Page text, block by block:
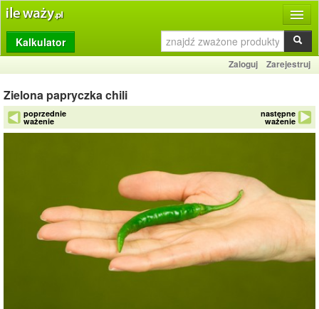
Produkty
Dziennik
Przelicznik
Porównywarka
O stronie
Kalkulator
Zaloguj Zarejestruj
Zielona papryczka chili
poprzednie
ważenie
następne
ważenie